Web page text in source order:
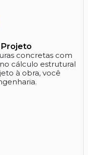
concretas com
cálculo estrutural
à obra, você